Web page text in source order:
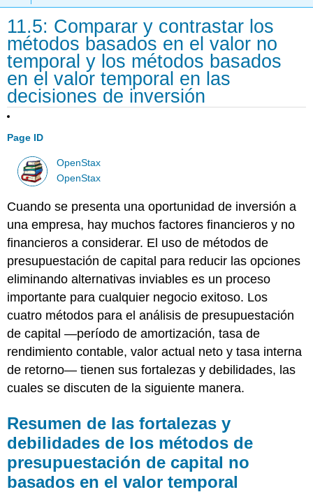
11.5: Comparar y contrastar los
métodos basados en el valor no
temporal y los métodos basados
en el valor temporal en las
decisiones de inversión
Page ID
OpenStax
OpenStax
Cuando se presenta una oportunidad de inversión a
una empresa, hay muchos factores financieros y no
financieros a considerar. El uso de métodos de
presupuestación de capital para reducir las opciones
eliminando alternativas inviables es un proceso
importante para cualquier negocio exitoso. Los
cuatro métodos para el análisis de presupuestación
de capital —período de amortización, tasa de
rendimiento contable, valor actual neto y tasa interna
de retorno— tienen sus fortalezas y debilidades, las
cuales se discuten de la siguiente manera.
Resumen de las fortalezas y
debilidades de los métodos de
presupuestación de capital no
basados en el valor temporal